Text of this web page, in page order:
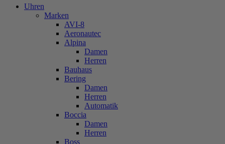
Uhren
Marken
AVI-8
Aeronautec
Alpina
Damen
Herren
Bauhaus
Bering
Damen
Herren
Automatik
Boccia
Damen
Herren
Boss